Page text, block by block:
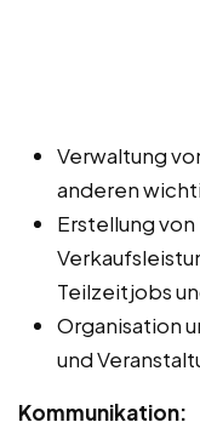
Verwaltung
anderen
Erstellung
Teilzeitjobs
Organisation
und
Kommunikation: